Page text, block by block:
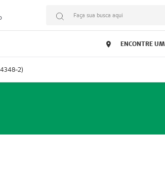
Faça sua busca aqui
ENCONTRE
2)